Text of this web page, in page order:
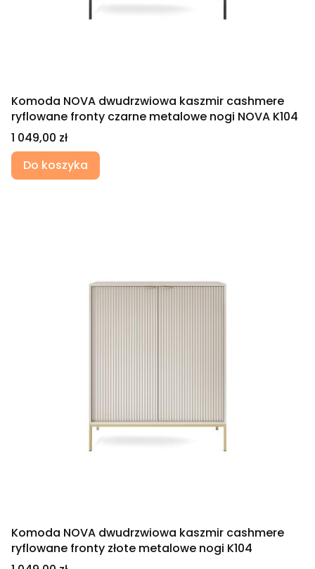
Komoda NOVA dwudrzwiowa kaszmir cashmere
ryflowane fronty czarne metalowe nogi NOVA K104
Cena
1 049,00 zł
Do koszyka
Komoda NOVA dwudrzwiowa kaszmir cashmere
ryflowane fronty złote metalowe nogi K104